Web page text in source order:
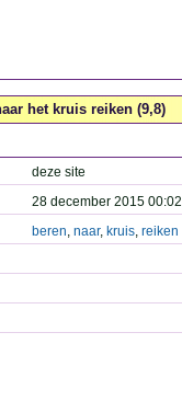
het kruis reiken (9,8)
deze site
28 december 2015 00:02
beren, naar, kruis, reiken